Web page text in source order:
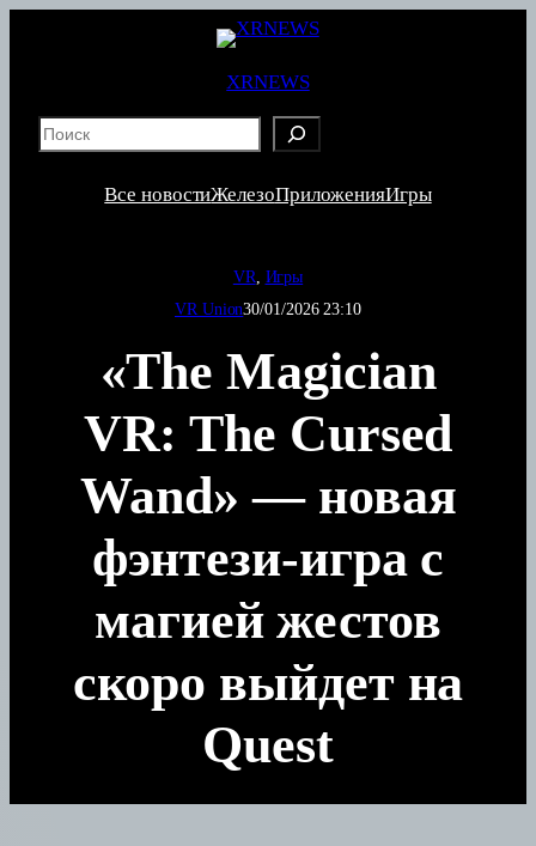
XRNEWS
Все новостиЖелезоПриложенияИгры
VR Игры
VR Union30/01/2026 23:10
«The Magician
VR: The Cursed
Wand» — новая
фэнтези-игра с
магией жестов
скоро выйдет на
Quest